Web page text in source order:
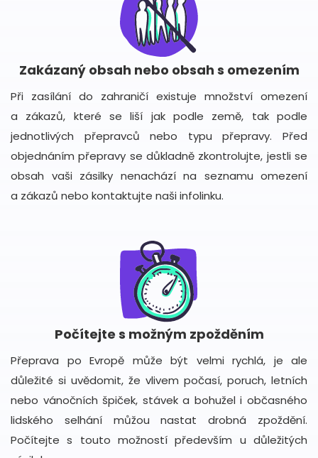
Zakázaný obsah nebo obsah s omezením
Při zasílání do zahraničí existuje množství omezení
a zákazů, které se liší jak podle země, tak podle
jednotlivých přepravců nebo typu přepravy. Před
objednáním přepravy se důkladně zkontrolujte, jestli se
obsah vaši zásilky nenachází na seznamu omezení
a zákazů nebo kontaktujte naši infolinku.
Počítejte s možným zpožděním
Přeprava po Evropě může být velmi rychlá, je ale
důležité si uvědomit, že vlivem počasí, poruch, letních
nebo vánočních špiček, stávek a bohužel i občasného
lidského selhání můžou nastat drobná zpoždění.
Počítejte s touto možností především u důležitých